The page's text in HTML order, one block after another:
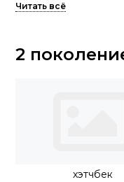
опора будет
2
хэтчбек